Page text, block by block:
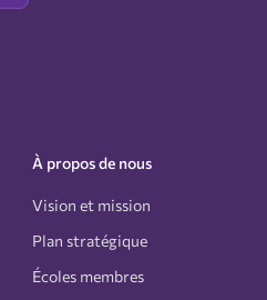
À propos de nous
Vision et mission
Plan stratégique
Écoles membres